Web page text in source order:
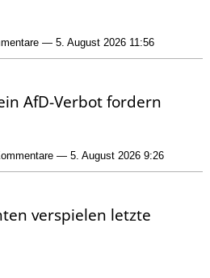
— 5. August 2026 11:56
AfD-Verbot fordern
— 5. August 2026 9:26
verspielen letzte